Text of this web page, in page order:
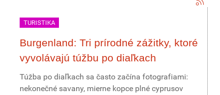
TURISTIKA
Burgenland: Tri prírodné zážitky, ktoré
vyvolávajú túžbu po diaľkach
Túžba po diaľkach sa často začína fotografiami:
nekonečné savany, mierne kopce plné cyprusov